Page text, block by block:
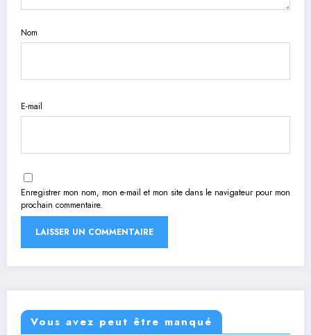
Nom
E-mail
Enregistrer mon nom, mon e-mail et mon site dans le navigateur pour mon
prochain commentaire.
Vous avez peut être manqué